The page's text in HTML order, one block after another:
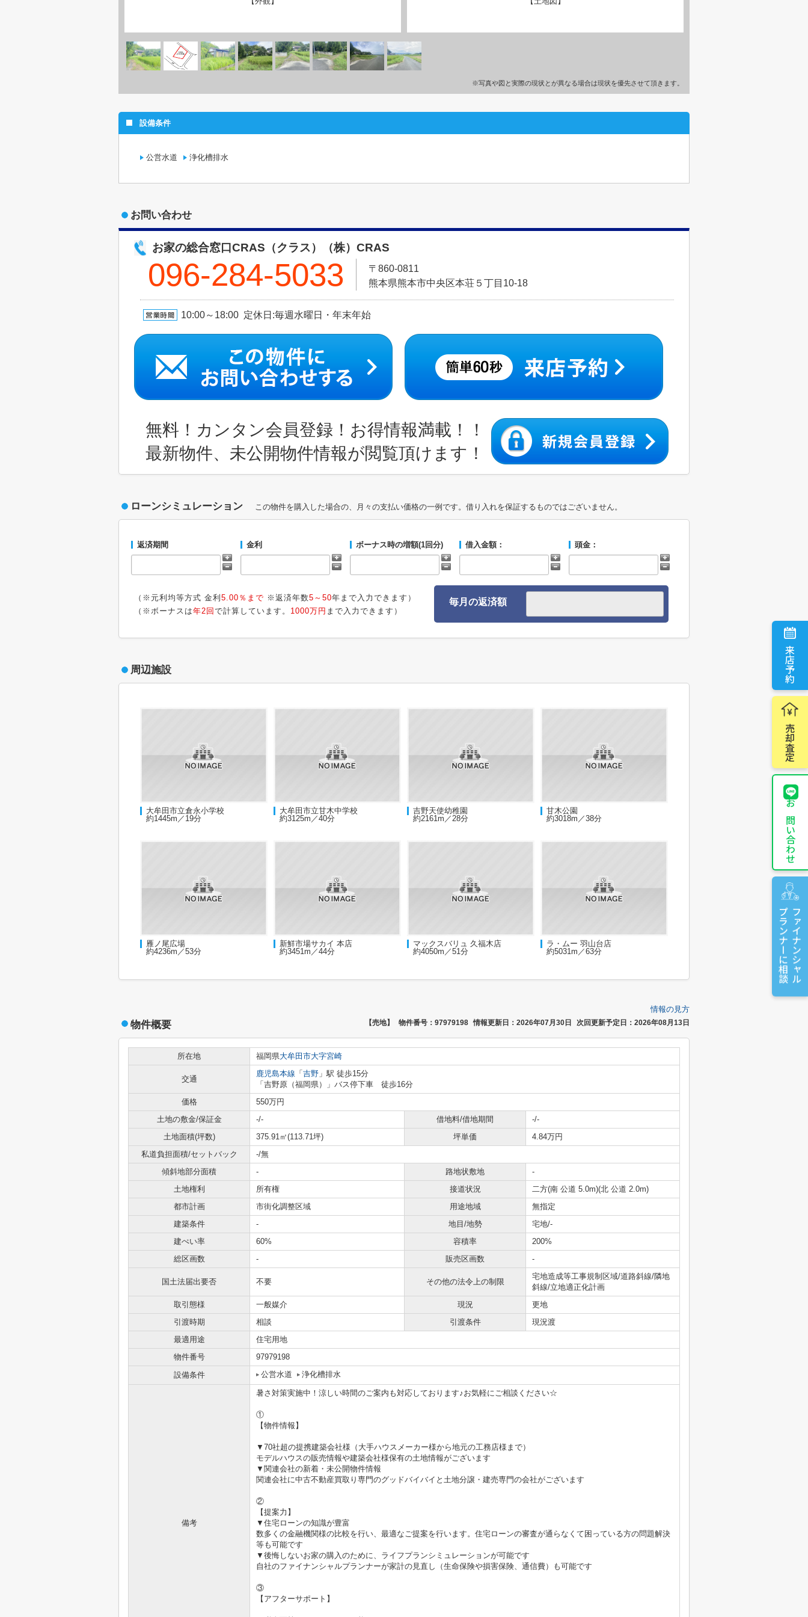
来店予約
売却査定
お問い合わせ
ファイナンシャル
プランナーに相談
※写真や図と実際の現状とが異なる場合は現状を優先させて頂きます。
設備条件
公営水道 浄化槽排水
お問い合わせ
お家の総合窓口CRAS（クラス）（株）CRAS
096-284-5033
〒860-0811
熊本県熊本市中央区本荘５丁目10-18
10:00～18:00 定休日:毎週水曜日・年末年始
無料！カンタン会員登録！お得情報満載！！
最新物件、未公開物件情報が閲覧頂けます！
ローンシミュレーション この物件を購入した場合の、月々の支払い価格の一例です。借り入れを保証するものではございません。
返済期間 金利 ボーナス時の増額(1回分) 借入金額： 頭金：
（※元利均等方式 金利 5.00％まで ※返済年数5～50年まで入力できます）
（※ボーナスは年2回 で計算しています。 1000万円 まで入力できます）
毎月の返済額
周辺施設
大牟田市立倉永小学校
約1445m／19分
大牟田市立甘木中学校
約3125m／40分
吉野天使幼稚園
約2161m／28分
甘木公園
約3018m／38分
雁ノ尾広場
約4236m／53分
新鮮市場サカイ 本店
約3451m／44分
マックスバリュ 久福木店
約4050m／51分
ラ・ムー 羽山台店
約5031m／63分
情報の見方
物件概要 【売地】 物件番号：97979198 情報更新日：2026年07月30日 次回更新予定日：2026年08月13日
所在地 福岡県大牟田市大字宮崎
交通
鹿児島本線 「 吉野 」駅 徒歩15分
「吉野原（福岡県）」バス停下車 徒歩16分
価格
550万円
土地の敷金/保証金
-/- 借地料/借地期間
-/-
土地面積(坪数)
375.91㎡(113.71坪) 坪単価
4.84万円
私道負担面積/セットバック
-/無
傾斜地部分面積
- 路地状敷地
-
土地権利
所有権 接道状況
二方(南 公道 5.0m)(北 公道 2.0m)
都市計画
市街化調整区域 用途地域
無指定
建築条件
- 地目/地勢
宅地/-
建ぺい率
60% 容積率
200%
総区画数
- 販売区画数 -
国土法届出要否 不要 その他の法令上の制限
宅地造成等工事規制区域/道路斜線/隣地
斜線/立地適正化計画
取引態様
一般媒介 現況
更地
引渡時期
相談 引渡条件
現況渡
最適用途
住宅用地
物件番号
97979198
設備条件
公営水道 浄化槽排水
備考
暑さ対策実施中！涼しい時間のご案内も対応しております♪お気軽にご相談ください☆
①
【物件情報】
▼70社超の提携建築会社様（大手ハウスメーカー様から地元の工務店様まで）
モデルハウスの販売情報や建築会社様保有の土地情報がございます
▼関連会社の新着・未公開物件情報
関連会社に中古不動産買取り専門のグッドバイバイと土地分譲・建売専門の会社がございます
②
【提案力】
▼住宅ローンの知識が豊富
数多くの金融機関様の比較を行い、最適なご提案を行います。住宅ローンの審査が通らなくて困っている方の問題解決
等も可能です
▼後悔しないお家の購入のために、ライフプランシミュレーションが可能です
自社のファイナンシャルプランナーが家計の見直し（生命保険や損害保険、通信費）も可能です
③
【アフターサポート】